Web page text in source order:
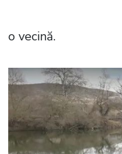
o vecină.